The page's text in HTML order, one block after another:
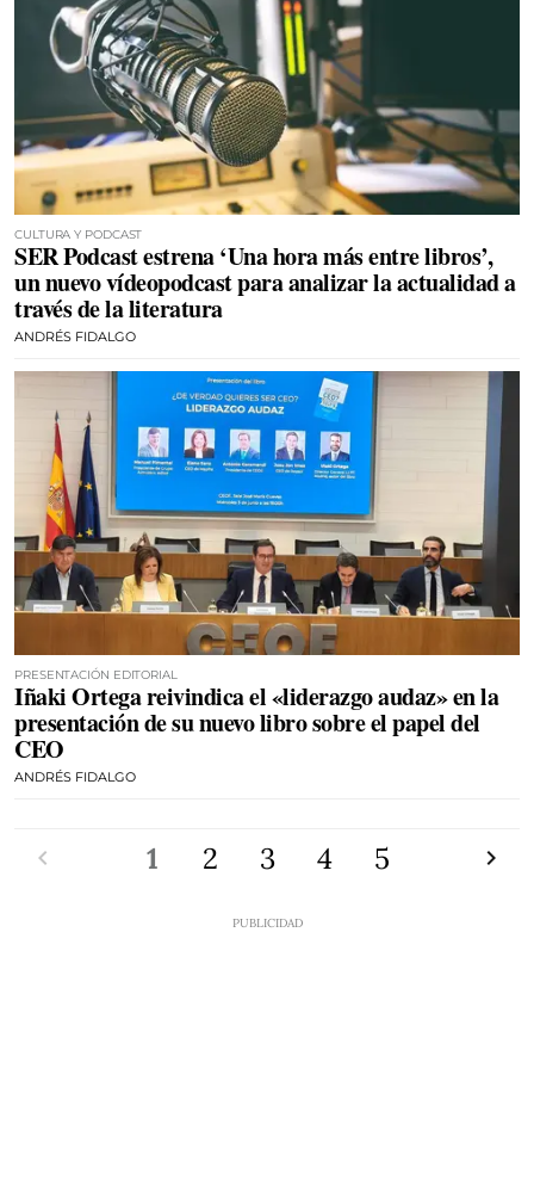
CULTURA Y PODCAST
SER Podcast estrena ‘Una hora más entre libros’,
un nuevo vídeopodcast para analizar la actualidad a
través de la literatura
ANDRÉS FIDALGO
PRESENTACIÓN EDITORIAL
Iñaki Ortega reivindica el «liderazgo audaz» en la
presentación de su nuevo libro sobre el papel del
CEO
ANDRÉS FIDALGO
1 2 3 4 5